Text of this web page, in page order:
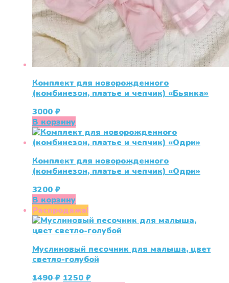
Комплект для новорожденного
(комбинезон, платье и чепчик) «Бьянка»
3000 ₽
В корзину
Комплект для новорожденного
(комбинезон, платье и чепчик) «Одри»
3200 ₽
В корзину
Распродажа!
Муслиновый песочник для малыша, цвет
светло-голубой
1490₽ Первоначальная
1250 ₽Текущая